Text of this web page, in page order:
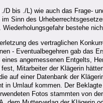
bis ./L) wie auch das Frage-
Sinn des
bestehe
des vertraglichen
- Eventualbegehren gab das
angemessenen Entgelts,
Mitarbeiter der Klägerin
auf einer Datenbank der
Umlauf kommen. Der
Fotos stammten von